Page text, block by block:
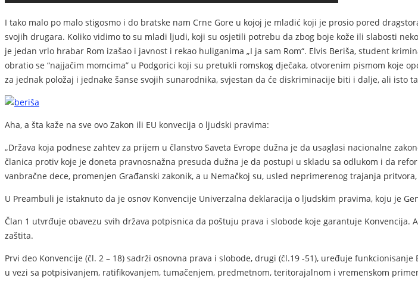
I tako malo po malo stigosmo i do bratske nam Crne Gore u kojoj je mladić koji je prosio pored
svojih drugara. Koliko vidimo to su mladi ljudi, koji su osjetili potrebu da zbog boje kože ili slabosti
je jedan vrlo hrabar Rom izašao i javnost i rekao huliganima „I ja sam Rom“. Elvis Beriša, student
obratio se “najjačim momcima” u Podgorici koji su pretukli romskog dječaka, otvorenim pismom koje
za jednak položaj i jednake šanse svojih sunarodnika, svjestan da će diskriminacije biti i dalje, ali isto
Aha, a šta kaže na sve ovo Zakon ili EU konvecija o ljudski pravima:
„Država koja podnese zahtev za prijem u članstvo Saveta Evrope dužna je da usaglasi nacionalne
članica protiv koje je doneta pravnosnažna presuda dužna je da postupi u skladu sa odlukom i da
vanbračne dece, promenjen Građanski zakonik, a u Nemačkoj su, usled neprimerenog trajanja
U Preambuli je istaknuto da je osnov Konvencije Univerzalna deklaracija o ljudskim pravima, koju je
Član 1 utvrđuje obavezu svih država potpisnica da poštuju prava i slobode koje garantuje
zaštita.
Prvi deo Konvencije (čl. 2 – 18) sadrži osnovna prava i slobode, drugi (čl.19 -51), uređuje
u vezi sa potpisivanjem, ratifikovanjem, tumačenjem, predmetnom, teritorajalnom i vremenskom